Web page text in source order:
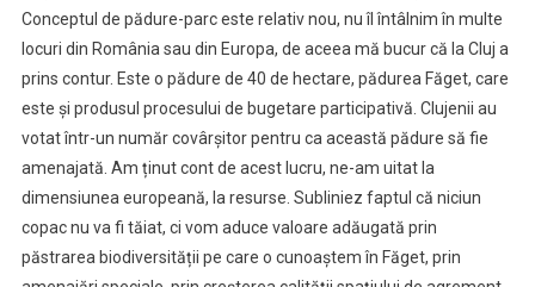
Conceptul de pădure-parc este relativ nou, nu îl întâlnim în multe
locuri din România sau din Europa, de aceea mă bucur că la Cluj a
prins contur. Este o pădure de 40 de hectare, pădurea Făget, care
este și produsul procesului de bugetare participativă. Clujenii au
votat într-un număr covârșitor pentru ca această pădure să fie
amenajată. Am ținut cont de acest lucru, ne-am uitat la
dimensiunea europeană, la resurse. Subliniez faptul că niciun
copac nu va fi tăiat, ci vom aduce valoare adăugată prin
păstrarea biodiversității pe care o cunoaștem în Făget, prin